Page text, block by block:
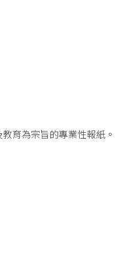
育為宗旨的專業性報紙。